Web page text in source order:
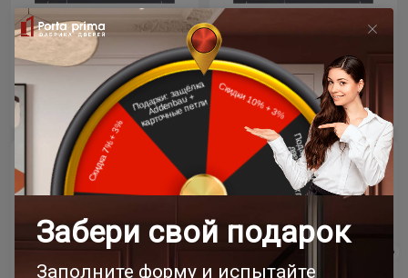
Цена за полотно
25 935 ₽
Цена за полотно
25 935 ₽
Межкомнатная дверь
Антрацит ST
Межкомнатная дверь
Tivoli / Тиволи Б-1